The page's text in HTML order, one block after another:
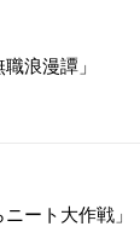
浪漫譚」
ート大作戦」